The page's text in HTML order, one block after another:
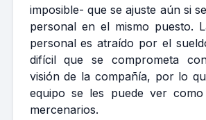
imposible- que se ajuste aún si
personal en el mismo puesto.
personal es atraído por el
difícil que se comprometa
visión de la compañía, por lo
equipo se les puede ver
mercenarios.